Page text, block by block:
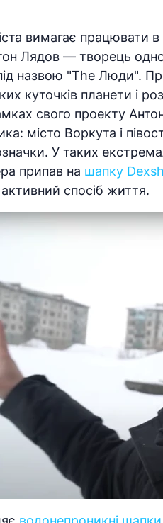
вимагає працювати
Лядов — творець
назвою "The Люди".
куточків планети і
свого проекту
місто Воркута і
У таких
припав на шапку
спосіб життя.